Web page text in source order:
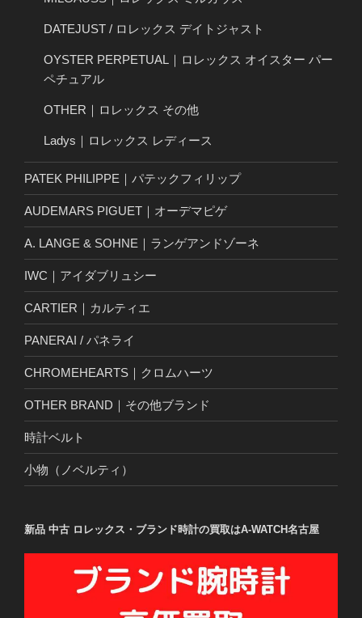
DATEJUST / ロレックス デイトジャスト
OYSTER PERPETUAL｜ロレックス オイスター パー
ペチュアル
OTHER｜ロレックス その他
Ladys｜ロレックス レディース
PATEK PHILIPPE｜パテックフィリップ
AUDEMARS PIGUET｜オーデマピゲ
A. LANGE & SOHNE｜ランゲアンドゾーネ
IWC｜アイダブリュシー
CARTIER｜カルティエ
PANERAI / パネライ
CHROMEHEARTS｜クロムハーツ
OTHER BRAND｜その他ブランド
時計ベルト
小物（ノベルティ）
新品 中古 ロレックス・ブランド時計の買取はA-WATCH名古屋